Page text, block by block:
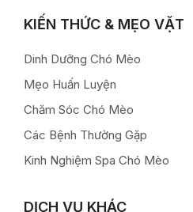
KIẾN THỨC & MẸO VẶT
Dinh Dưỡng Chó Mèo
Mẹo Huấn Luyện
Chăm Sóc Chó Mèo
Các Bệnh Thường Gặp
Kinh Nghiệm Spa Chó Mèo
DỊCH VỤ KHÁC